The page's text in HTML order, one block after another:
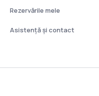
Rezervările mele
Asistenţă şi contact